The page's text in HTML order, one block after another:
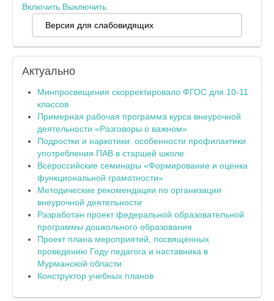
Включить Выключить
Версия для слабовидящих
Актуально
Минпросвещения скорректировало ФГОС для 10-11
классов
Примерная рабочая программа курса внеурочной
деятельности «Разговоры о важном»
Подростки и наркотики: особенности профилактики
употребления ПАВ в старшей школе
Всероссийские семинары «Формирование и оценка
функциональной грамотности»
Методические рекомендации по организации
внеурочной деятельности
Разработан проект федеральной образовательной
программы дошкольного образования
Проект плана мероприятий, посвященных
проведению Году педагога и наставника в
Мурманской области
Конструктор учебных планов